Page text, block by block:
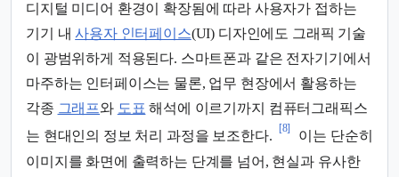
디지털 미디어 환경이 확장됨에 따라 사용자가 접하는
기기 내사용자 인터페이스(UI) 디자인에도 그래픽 기술
이 광범위하게 적용된다. 스마트폰과 같은 전자기기에서
마주하는 인터페이스는 물론, 업무 현장에서 활용하는
각종 그래프와 도표 해석에 이르기까지 컴퓨터그래픽스
는 현대인의 정보 처리 과정을 보조한다.
[8]
이는 단순히
이미지를 화면에 출력하는 단계를 넘어, 현실과 유사한